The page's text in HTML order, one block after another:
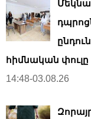
հիմնական փուլը
14:48-03.08.26